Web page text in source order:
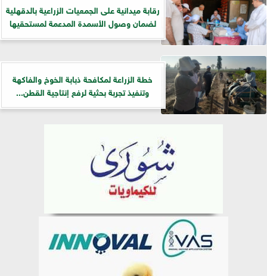
رقابة ميدانية على الجمعيات الزراعية بالدقهلية
لضمان وصول الأسمدة المدعمة لمستحقيها
خطة الزراعة لمكافحة ذبابة الخوخ والفاكهة
وتنفيذ تجربة بحثية لرفع إنتاجية القطن...